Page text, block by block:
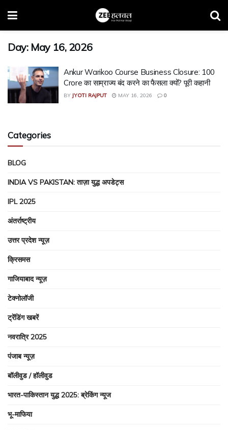
Day: May 16, 2026
Ankur Warikoo Course Business Closure: ₹100
Crore का साम्राज्य बंद करने का फैसला क्यों? पूरी कहानी
BY JYOTI RAJPUT MAY 16, 2026 0
Categories
BLOG
INDIA VS PAKISTAN: ताज़ा युद्ध अपडेट्स
IPL 2025
अंतर्राष्ट्रीय
उत्तर प्रदेश न्यूज़
क्रिसमस
गाजियाबाद न्यूज़
टेक्नोलॉजी
ट्रेंडिंग खबरें
नवरात्रि 2025
पंजाब न्यूज़
बॉलीवुड / हॉलीवुड
भारत-पाकिस्तान युद्ध 2025: ब्रेकिंग न्यूज
भू-माफिया